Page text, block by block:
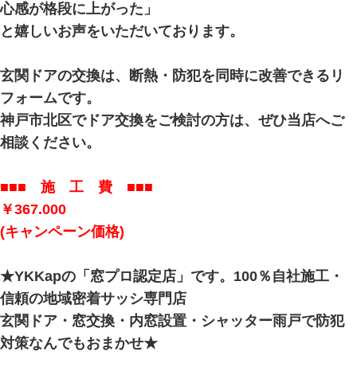
心感が格段に上がった」
と嬉しいお声をいただいております。
玄関ドアの交換は、断熱・防犯を同時に改善できるリ
フォームです。
神戸市北区でドア交換をご検討の方は、ぜひ当店へご
相談ください。
■■■ 施 工 費 ■■■
￥367.000
(キャンペーン価格)
★YKKapの「窓プロ認定店」です。100％自社施工・
信頼の地域密着サッシ専門店
玄関ドア・窓交換・内窓設置・シャッター雨戸で防犯
対策なんでもおまかせ★